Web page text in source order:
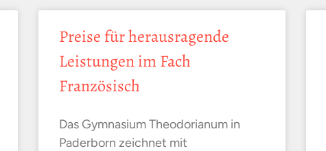
Preise für herausragende
Leistungen im Fach
Französisch
Das Gymnasium Theodorianum in
Paderborn zeichnet mit